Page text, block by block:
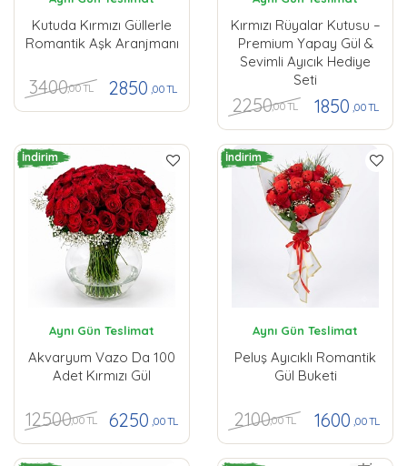
Kutuda Kırmızı Güllerle
Romantik Aşk Aranjmanı
3400,00 TL 2850 ,00 TL
Kırmızı Rüyalar Kutusu –
Premium Yapay Gül &
Sevimli Ayıcık Hediye
Seti
2250,00 TL 1850 ,00 TL
İndirim
Aynı Gün Teslimat
Akvaryum Vazo Da 100
Adet Kırmızı Gül
12500,00 TL 6250 ,00 TL
İndirim
Aynı Gün Teslimat
Peluş Ayıcıklı Romantik
Gül Buketi
2100,00 TL 1600 ,00 TL